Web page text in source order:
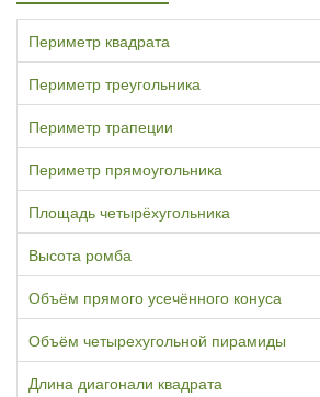
Периметр квадрата
Периметр треугольника
Периметр трапеции
Периметр прямоугольника
Площадь четырёхугольника
Высота ромба
Объём прямого усечённого конуса
Объём четырехугольной пирамиды
Длина диагонали квадрата